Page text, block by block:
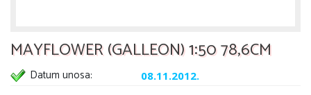
MAYFLOWER (GALLEON) 1:50 78,6CM
Datum unosa: 08.11.2012.